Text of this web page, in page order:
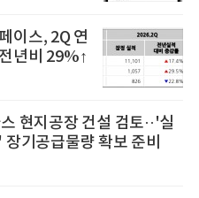
이스, 2Q 연
년비 29%↑
현지공장 건설 검토··'실
기공급물량 확보 준비